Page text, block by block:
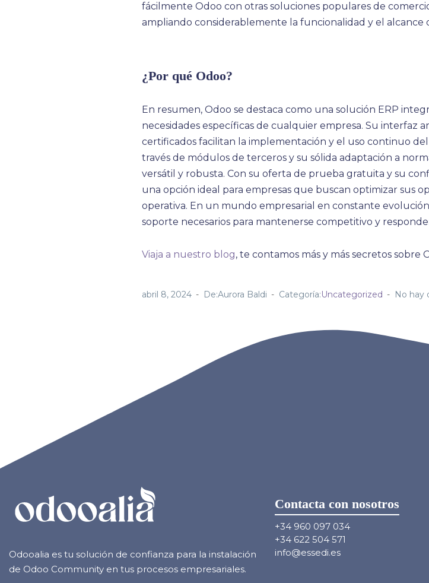
fácilmente Odoo con otras soluciones populares de
ampliando considerablemente la funcionalidad y el alcance
¿Por qué Odoo?
En resumen, Odoo se destaca como una solución ERP
necesidades específicas de cualquier empresa. Su interfaz
certificados facilitan la implementación y el uso continuo del
través de módulos de terceros y su sólida adaptación a
versátil y robusta. Con su oferta de prueba gratuita y su
una opción ideal para empresas que buscan optimizar sus
operativa. En un mundo empresarial en constante
soporte necesarios para mantenerse competitivo y
Viaja a nuestro blog, te contamos más y más secretos sobre
abril 8, 2024 De:Aurora Baldi Categoría:Uncategorized No hay
Odooalia es tu solución de confianza para la instalación
de Odoo Community en tus procesos empresariales.
Contacta con nosotros
+34 960 097 034
+34 622 504 571
info@essedi.es